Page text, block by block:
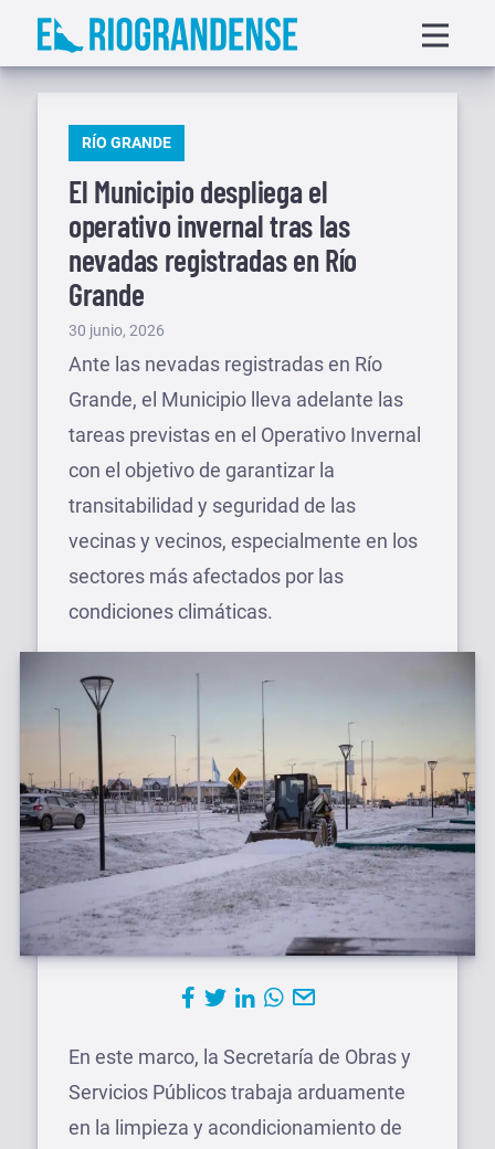
Saltar
menu
PUBLICADO
RÍO GRANDE
El Municipio despliega el
operativo invernal tras las
nevadas registradas en Río
Grande
Publicado
el
30 junio, 2026
Ante las nevadas registradas en Río
Grande, el Municipio lleva adelante las
tareas previstas en el Operativo Invernal
con el objetivo de garantizar la
transitabilidad y seguridad de las
vecinas y vecinos, especialmente en los
sectores más afectados por las
condiciones climáticas.
En este marco, la Secretaría de Obras y
Servicios Públicos trabaja arduamente
en la limpieza y acondicionamiento de